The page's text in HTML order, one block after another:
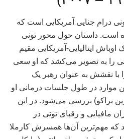
درام جنایی آمریکایی است که
است. داستان حول محور تونی
اوباش ایتالیایی-آمریکایی مقیم
را به تصویر می‌کشد که او سعی
با نقشش به عنوان رهبر یک
موارد در طول جلسات درمانی او
براکو) بررسی می‌شود. در این
مافیایی و رقبای تونی در
که مهم‌ترین آن‌ها همسرش کارملا